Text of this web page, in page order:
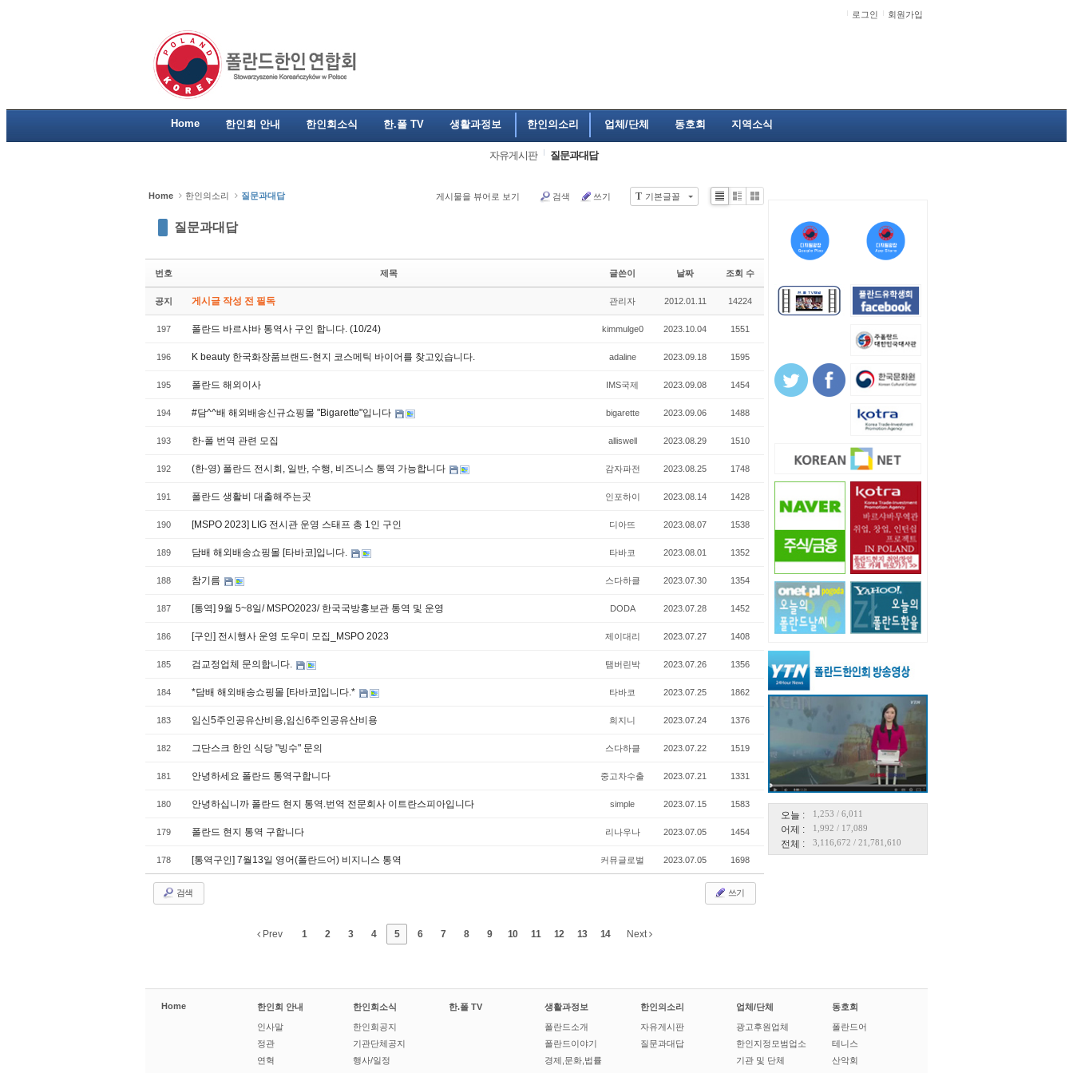
로그인 회원가입
Home 한인회 안내 한인회소식 한.폴 TV 생활과정보 한인의소리 업체/단체 동호회 지역소식
자유게시판 질문과대답
오늘 : 1,253 / 6,011
어제 : 1,992 / 17,089
전체 : 3,116,672 / 21,781,610
Home 한인의소리 질문과대답 T 기본글꼴
게시물을 뷰어로 보기 검색 쓰기
질문과대답
Li
Zi
G
번호 제목 글쓴이 날짜 조회 수
공지 게시글 작성 전 필독 관리자 2012.01.11 14224
197 폴란드 바르샤바 통역사 구인 합니다. (10/24) kimmulge0 2023.10.04 1551
196 K beauty 한국화장품브랜드-현지 코스메틱 바이어를 찾고있습니다. adaline 2023.09.18 1595
195 폴란드 해외이사 IMS국제 2023.09.08 1454
194 #담^^배 해외배송신규쇼핑몰 "Bigarette"입니다 bigarette 2023.09.06 1488
193 한-폴 번역 관련 모집 alliswell 2023.08.29 1510
192 (한-영) 폴란드 전시회, 일반, 수행, 비즈니스 통역 가능합니다 감자파전 2023.08.25 1748
191 폴란드 생활비 대출해주는곳 인포하이 2023.08.14 1428
190 [MSPO 2023] LIG 전시관 운영 스태프 총 1인 구인 디아뜨 2023.08.07 1538
189 담배 해외배송쇼핑몰 [타바코]입니다. 타바코 2023.08.01 1352
188 참기름 스다하클 2023.07.30 1354
187 [통역] 9월 5~8일/ MSPO2023/ 한국국방홍보관 통역 및 운영 DODA 2023.07.28 1452
186 [구인] 전시행사 운영 도우미 모집_MSPO 2023 제이대리 2023.07.27 1408
185 검교정업체 문의합니다. 탬버린박 2023.07.26 1356
184 *담배 해외배송쇼핑몰 [타바코]입니다.* 타바코 2023.07.25 1862
183 임­신5주인공유­산비용,임­신6주인공유­산비용 희지니 2023.07.24 1376
182 그단스크 한인 식당 "빙수" 문의 스다하클 2023.07.22 1519
181 안녕하세요 폴란드 통역구합니다 중고차수출 2023.07.21 1331
180 안녕하십니까 폴란드 현지 통역.번역 전문회사 이트란스피아입니다 simple 2023.07.15 1583
179 폴란드 현지 통역 구합니다 리나우나 2023.07.05 1454
178 [통역구인] 7월13일 영어(폴란드어) 비지니스 통역 커뮤글로벌 2023.07.05 1698
검색 쓰기
Prev 1 2 3 4 5 6 7 8 9 10 11 12 13 14 Next
Home 한인회 안내
인사말
정관
연혁
한인회소식
한인회공지
기관단체공지
행사/일정
한.폴 TV 생활과정보
폴란드소개
폴란드이야기
경제,문화,법률
한인의소리
자유게시판
질문과대답
업체/단체
광고후원업체
한인지정모범업소
기관 및 단체
동호회
폴란드어
테니스
산악회